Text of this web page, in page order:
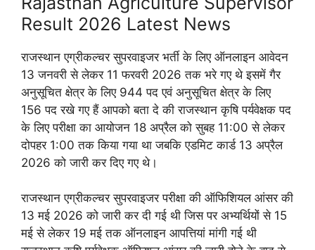
Result 2026 Latest News
राजस्थान एग्रीकल्चर सुपरवाइजर भर्ती के लिए ऑनलाइन आवेदन
13 जनवरी से लेकर 11 फरवरी 2026 तक भरे गए थे इसमें गैर
अनुसूचित क्षेत्र के लिए 944 पद एवं अनुसूचित क्षेत्र के लिए
156 पद रखे गए हैं आपको बता दे की राजस्थान कृषि पर्यवेक्षक पद
के लिए परीक्षा का आयोजन 18 अप्रैल को सुबह 11:00 से लेकर
दोपहर 1:00 तक किया गया था जबकि एडमिट कार्ड 13 अप्रैल
2026 को जारी कर दिए गए थे।
राजस्थान एग्रीकल्चर सुपरवाइजर परीक्षा की ऑफिशियल आंसर की
13 मई 2026 को जारी कर दी गई थी जिस पर अभ्यर्थियों से 15
मई से लेकर 19 मई तक ऑनलाइन आपत्तियां मांगी गई थी